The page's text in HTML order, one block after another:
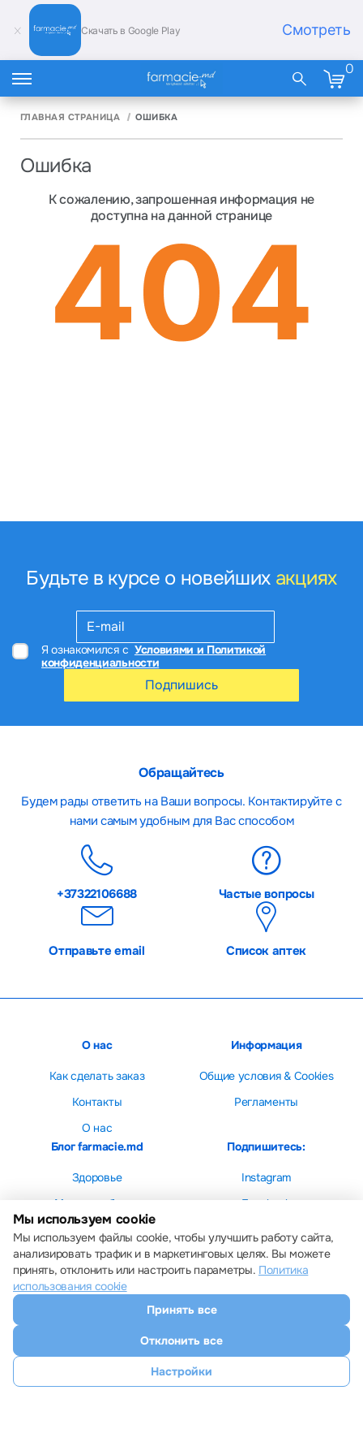
Скачать в Google Play Смотреть
0
ГЛАВНАЯ СТРАНИЦА ОШИБКА
Ошибка
К сожалению, запрошенная информация не
доступна на данной странице
Будьте в курсе о новейших акциях
Я ознакомился с Условиями и Политикой
конфиденциальности
Подпишись
Обращайтесь
Будем рады ответить на Ваши вопросы. Контактируйте с
нами самым удобным для Вас способом
+37322106688 Частые вопросы
Отправьте email Список аптек
О нас
Как сделать заказ
Контакты
О нас
Информация
Общие условия & Cookies
Регламенты
Блог farmacie.md
Здоровье
Мама и ребенок
Красота
Подпишитесь:
Instagram
Facebook
Все права защищены © 2013 – 2026 Farmacie.md
Скачайте наше приложение
Настройки cookie
Мы используем cookie
Мы используем файлы cookie, чтобы улучшить работу сайта,
анализировать трафик и в маркетинговых целях. Вы можете
принять, отклонить или настроить параметры. Политика
использования cookie
Принять все
Отклонить все
Настройки